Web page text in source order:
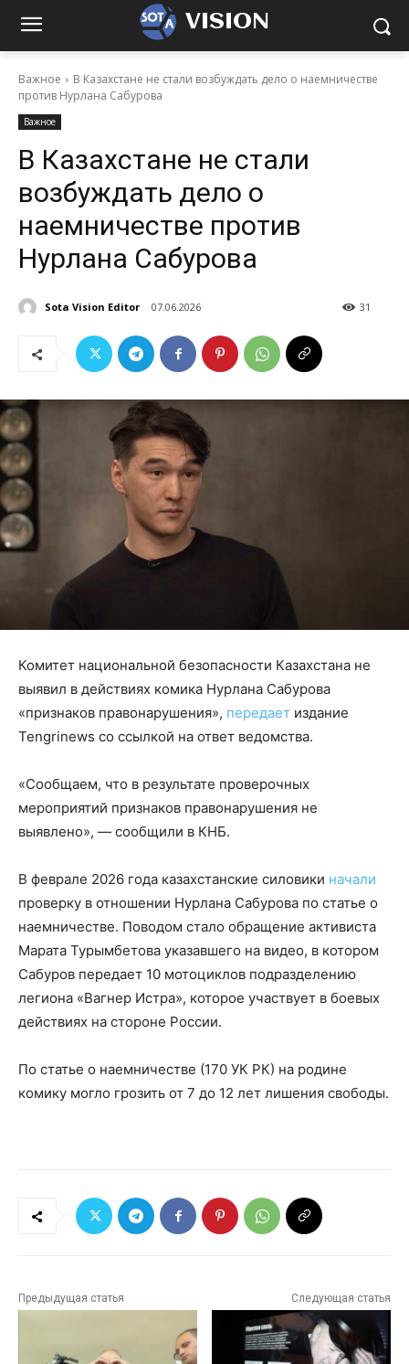
VISION
Важное
В Казахстане не стали возбуждать дело о наемничестве
против Нурлана Сабурова
Важное
В Казахстане не стали
возбуждать дело о
наемничестве против
Нурлана Сабурова
Sota Vision Editor 07.06.2026 31
Комитет национальной безопасности Казахстана не
выявил в действиях комика Нурлана Сабурова
«признаков правонарушения», передает издание
Tengrinews со ссылкой на ответ ведомства.
«Сообщаем, что в результате проверочных
мероприятий признаков правонарушения не
выявлено», — сообщили в КНБ.
В феврале 2026 года казахстанские силовики начали
проверку в отношении Нурлана Сабурова по статье о
наемничестве. Поводом стало обращение активиста
Марата Турымбетова указавшего на видео, в котором
Сабуров передает 10 мотоциклов подразделению
легиона «Вагнер Истра», которое участвует в боевых
действиях на стороне России.
По статье о наемничестве (170 УК РК) на родине
комику могло грозить от 7 до 12 лет лишения свободы.
Предыдущая статья Следующая статья